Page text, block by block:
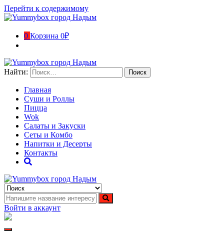
Перейти к содержимому
0 Корзина 0₽
Найти:
Главная
Суши и Роллы
Пицца
Wok
Салаты и Закуски
Сеты и Комбо
Напитки и Десерты
Контакты
Yummybox город Надым
Суши, роллы, пицца, вок в городе Надым. Ямало-Ненецкий
автономный округ
Войти в аккаунт